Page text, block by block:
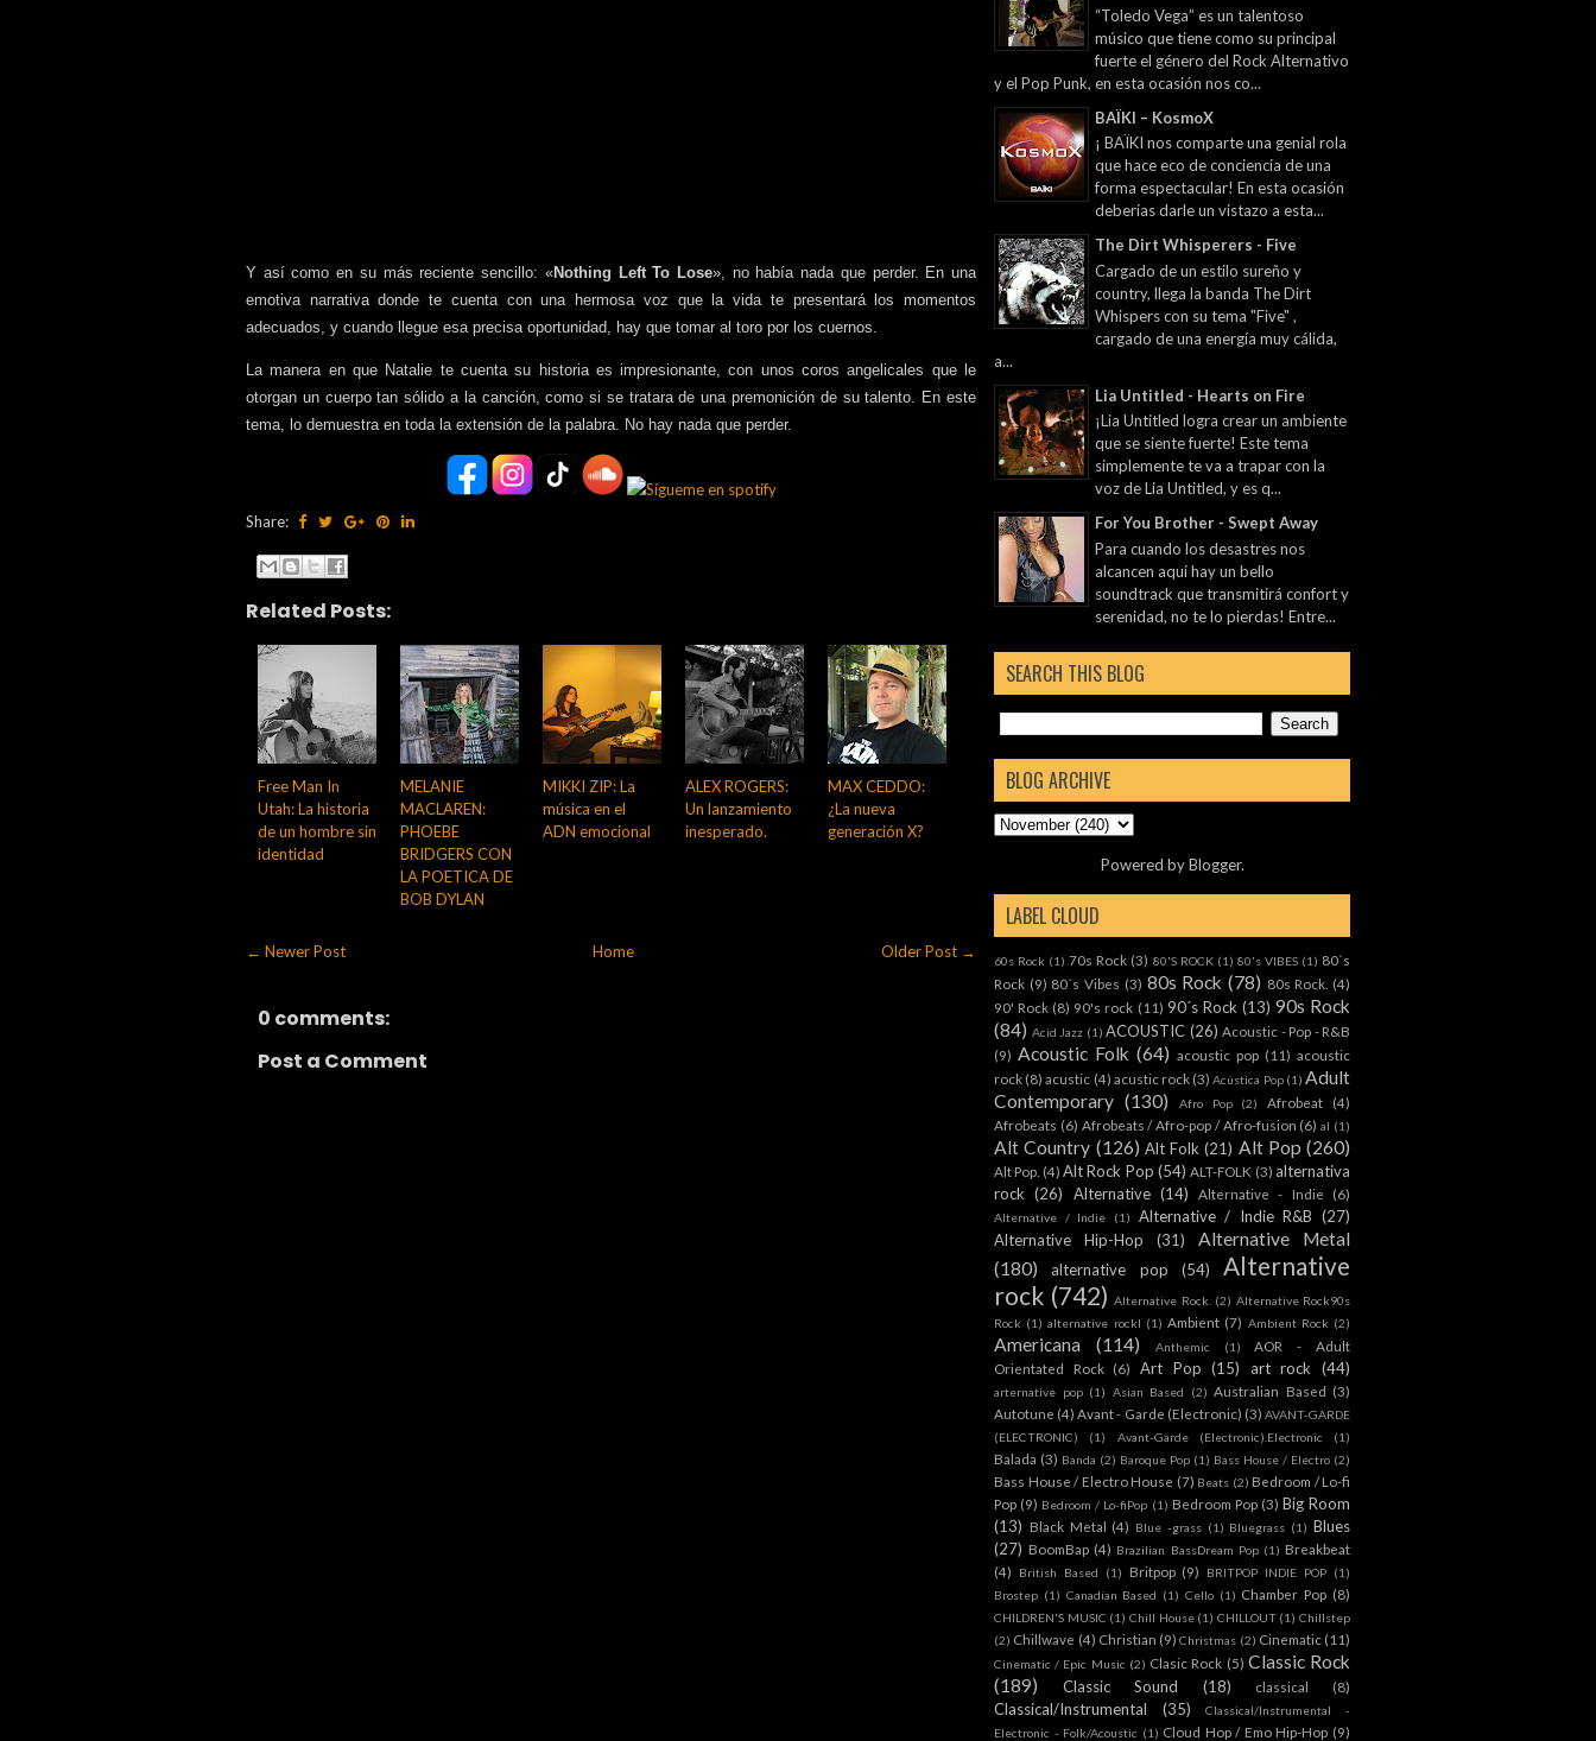
Y así como en su más reciente sencillo: «Nothing Left To Lose», no había nada que perder. En una
emotiva narrativa donde te cuenta con una hermosa voz que la vida te presentará los momentos
adecuados, y cuando llegue esa precisa oportunidad, hay que tomar al toro por los cuernos.
La manera en que Natalie te cuenta su historia es impresionante, con unos coros angelicales que le
otorgan un cuerpo tan sólido a la canción, como si se tratara de una premonición de su talento. En este
tema, lo demuestra en toda la extensión de la palabra. No hay nada que perder.
Share:
Related Posts:
Free Man In
Utah: La historia
de un hombre sin
identidad
MELANIE
MACLAREN:
PHOEBE
BRIDGERS CON
LA POETICA DE
BOB DYLAN
MIKKI ZIP: La
música en el
ADN emocional
ALEX ROGERS:
Un lanzamiento
inesperado.
MAX CEDDO:
¿La nueva
generación X?
← Newer Post Older Post →
Home
0 comments:
Post a Comment
“Toledo Vega” es un talentoso
músico que tiene como su principal
fuerte el género del Rock Alternativo
y el Pop Punk, en esta ocasión nos co...
BAÏKI – KosmoX
¡ BAÏKI nos comparte una genial rola
que hace eco de conciencia de una
forma espectacular! En esta ocasión
deberías darle un vistazo a esta...
The Dirt Whisperers - Five
Cargado de un estilo sureño y
country, llega la banda The Dirt
Whispers con su tema "Five" ,
cargado de una energía muy cálida,
a...
Lia Untitled - Hearts on Fire
¡Lia Untitled logra crear un ambiente
que se siente fuerte! Este tema
simplemente te va a trapar con la
voz de Lia Untitled, y es q...
For You Brother - Swept Away
Para cuando los desastres nos
alcancen aquí hay un bello
soundtrack que transmitirá confort y
serenidad, no te lo pierdas! Entre...
SEARCH THIS BLOG
BLOG ARCHIVE
Powered byBlogger.
LABEL CLOUD
60s Rock (1) 70s Rock (3) 80'S ROCK (1) 80's VIBES (1) 80´s
Rock (9) 80´s Vibes (3) 80s Rock (78) 80s Rock. (4)
90' Rock (8) 90's rock (11) 90´s Rock (13) 90s Rock
(84) Acid Jazz (1) ACOUSTIC (26) Acoustic - Pop - R&B
(9) Acoustic Folk (64) acoustic pop (11) acoustic
rock (8) acustic (4) acustic rock (3) Acústica Pop (1) Adult
Contemporary (130) Afro Pop (2) Afrobeat
(4)
Afrobeats (6) Afrobeats / Afro-pop / Afro-fusion (6) al (1)
Alt Country (126) Alt Folk (21) Alt Pop (260)
Alt Pop. (4) Alt Rock Pop (54) ALT-FOLK (3) alternativa
rock (26) Alternative (14) Alternative - Indie (6)
Alternative / Indie (1) Alternative / Indie R&B (27)
Alternative Hip-Hop
(31)
Alternative Metal
(180)
alternative pop (54)
Alternative
rock (742) Alternative Rock. (2) Alternative Rock90s
Rock (1) alternative rockl (1) Ambient (7) Ambient Rock (2)
Americana (114) Anthemic (1)
AOR - Adult
Orientated Rock (6) Art Pop (15) art rock (44)
arternative pop (1) Asian Based (2) Australian Based (3)
Autotune (4) Avant - Garde (Electronic) (3) AVANT-GARDE
(ELECTRONIC)
(1) Avant-Garde (Electronic).Electronic (1)
Balada (3) Banda (2) Baroque Pop (1) Bass House / Electro (2)
Bass House / Electro House (7) Beats (2) Bedroom / Lo-fi
Pop (9) Bedroom / Lo-fiPop (1) Bedroom Pop (3) Big Room
(13) Black Metal (4) Blue -grass (1) Bluegrass (1) Blues
(27) BoomBap (4) Brazilian BassDream Pop (1) Breakbeat
(4)
British Based (1) Britpop (9) BRITPOP INDIE POP (1)
Brostep (1) Canadian Based (1) Cello (1) Chamber Pop (8)
CHILDREN'S MUSIC (1) Chill House (1) CHILLOUT (1) Chillstep
(2) Chillwave (4) Christian (9) Christmas (2) Cinematic (11)
Cinematic / Epic Music (2) Clasic Rock (5) Classic Rock
(189)
Classic Sound (18) classical (8)
Classical/Instrumental (35)
Classical/Instrumental -
Electronic - Folk/Acoustic (1) Cloud Hop / Emo Hip-Hop (9)